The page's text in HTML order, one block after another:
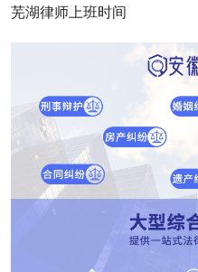
芜湖律师上班时间